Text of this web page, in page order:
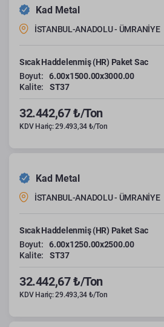
Kad Metal
İSTANBUL-ANADOLU - ÜMRANİYE
Sıcak Haddelenmiş (HR) Paket Sac
Boyut:
6.00x1500.00x3000.00
Kalite:
ST37
32.442,67 ₺/Ton
KDV Hariç: 29.493,34 ₺/Ton
Kad Metal
İSTANBUL-ANADOLU - ÜMRANİYE
Sıcak Haddelenmiş (HR) Paket Sac
Boyut:
6.00x1250.00x2500.00
Kalite:
ST37
32.442,67 ₺/Ton
KDV Hariç: 29.493,34 ₺/Ton